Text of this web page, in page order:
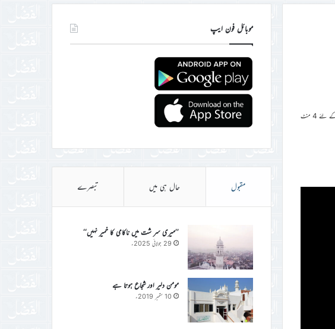
4 منٹ
موبائل فون ایپ
مقبول حال ہی میں تبصرے
’’میری سر شت میں ناکامی کا خمیر نہیں‘‘
29 جولائی 2025ء
مومن دلیر اور شجاع ہوتا ہے
10 ستمبر 2019ء